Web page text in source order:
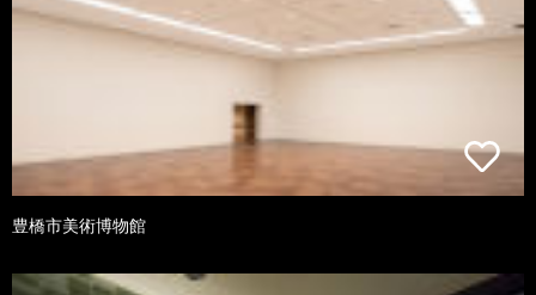
豊橋市美術博物館